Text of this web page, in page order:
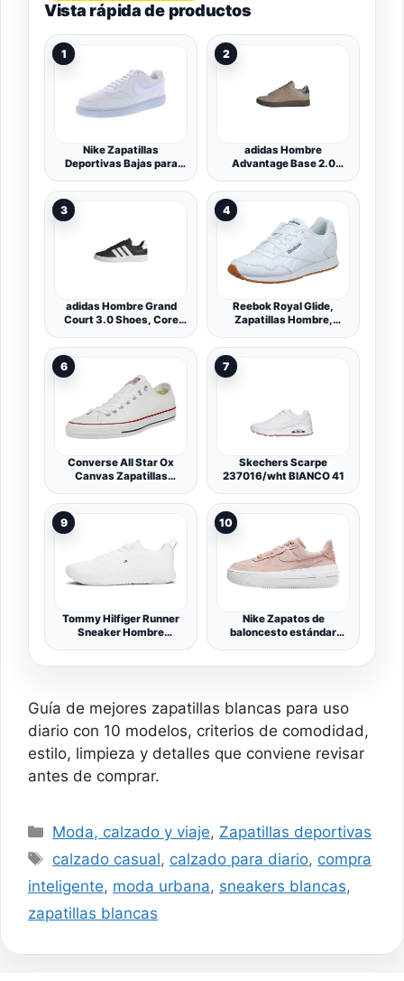
Vista rápida de productos
1
Nike Zapatillas
Deportivas Bajas para
Blanco Puro, 40.5 EU
2
adidas Hombre
Advantage Base 2.0
Cargo/Blanch
Cargo/Aurora Ink, 36 EU
3
adidas Hombre Grand
Court 3.0 Shoes, Core
White, 36 EU
4
Reebok Royal Glide,
Zapatillas Hombre,
Navy/Gum), 45.5 EU
6
Converse All Star Ox
Canvas Zapatillas
7
Skechers Scarpe
237016/wht BIANCO 41
9
Tommy Hilfiger Runner
Sneaker Hombre
10
Nike Zapatos de
baloncesto estándar
Guía de mejores zapatillas blancas para uso
diario con 10 modelos, criterios de comodidad,
estilo, limpieza y detalles que conviene revisar
antes de comprar.
Categorías
Moda, calzado y viaje, Zapatillas deportivas
Etiquetas
calzado casual, calzado para diario, compra
inteligente, moda urbana, sneakers blancas,
zapatillas blancas